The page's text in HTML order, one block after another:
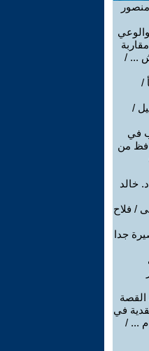
/ منصور
... /
/
/
في
من
خالد
/ فلاح
جدا
في
... /